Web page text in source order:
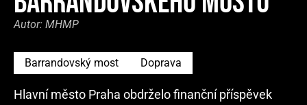
Autor: MHMP
Barrandovský most Doprava
Hlavní město Praha obdrželo finanční příspěvek